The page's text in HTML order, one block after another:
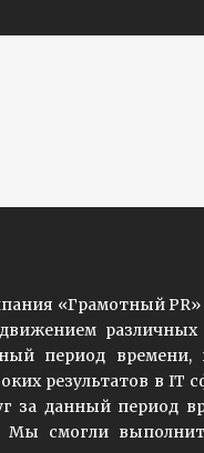
«Грамотный PR»
период времени,
результатов в IT
за данный период
Мы смогли